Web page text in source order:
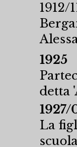
1912/
1925
detta
1927/
La